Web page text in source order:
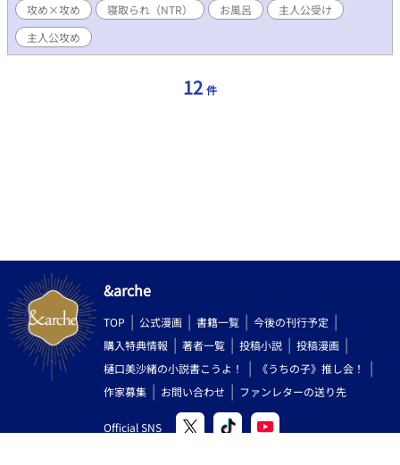
攻め×攻め
寝取られ（NTR） お風呂
主人公受け
主人公攻め
12 件
&arche
TOP 公式漫画 書籍一覧
今後の刊行予定
購入特典情報
著者一覧 投稿小説
投稿漫画
樋口美沙緒の小説書こうよ！
《うちの子》推し会！
作家募集
お問い合わせ ファンレターの送り先
Official SNS